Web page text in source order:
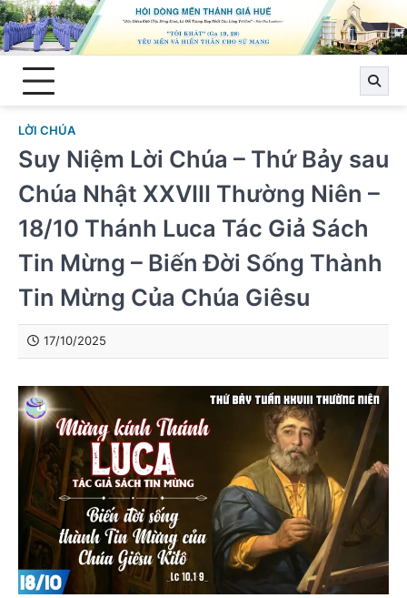
Skip
to
content
LỜI CHÚA
Suy Niệm Lời Chúa – Thứ Bảy sau
Chúa Nhật XXVIII Thường Niên –
18/10 Thánh Luca Tác Giả Sách
Tin Mừng – Biến Đời Sống Thành
Tin Mừng Của Chúa Giêsu
17/10/2025